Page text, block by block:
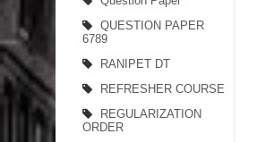
QUESTION PAPER
6789
RANIPET DT
REFRESHER COURSE
REGULARIZATION
ORDER